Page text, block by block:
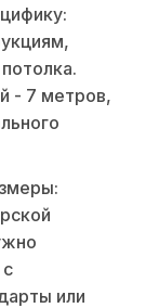
- 7 метров,
или